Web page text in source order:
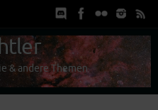
& andere Themen